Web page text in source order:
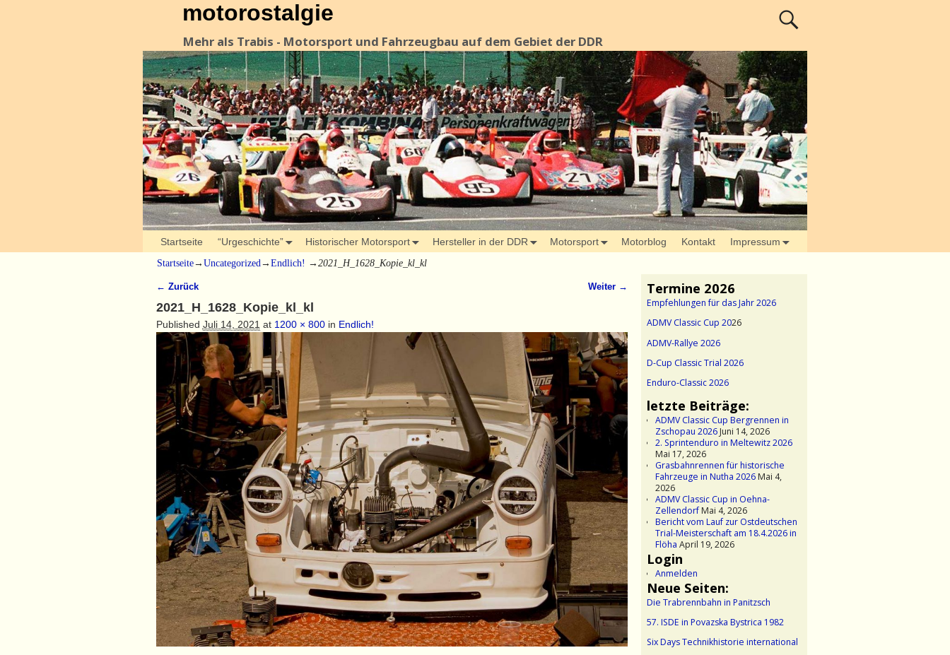
motorostalgie
Mehr als Trabis - Motorsport und Fahrzeugbau auf dem Gebiet der DDR
Startseite “Urgeschichte” Historischer Motorsport Hersteller in der DDR Motorsport Motorblog Kontakt Impressum
Startseite→ Uncategorized→ Endlich! → 2021_H_1628_Kopie_kl_kl
← Zurück Weiter →
2021_H_1628_Kopie_kl_kl
Published Juli 14, 2021 at 1200 × 800in Endlich!
Termine 2026
Empfehlungen für das Jahr 2026
ADMV Classic Cup 2026
ADMV-Rallye 2026
D-Cup Classic Trial 2026
Enduro-Classic 2026
letzte Beiträge:
ADMV Classic Cup Bergrennen in
Zschopau 2026Juni 14, 2026
2. Sprintenduro in Meltewitz 2026
Mai 17, 2026
Grasbahnrennen für historische
Fahrzeuge in Nutha 2026Mai 4,
2026
ADMV Classic Cup in Oehna-
ZellendorfMai 4, 2026
Bericht vom Lauf zur Ostdeutschen
Trial-Meisterschaft am 18.4.2026 in
Flöha April 19, 2026
Login
Anmelden
Neue Seiten:
Die Trabrennbahn in Panitzsch
57. ISDE in Povazska Bystrica 1982
Six Days Technikhistorie international